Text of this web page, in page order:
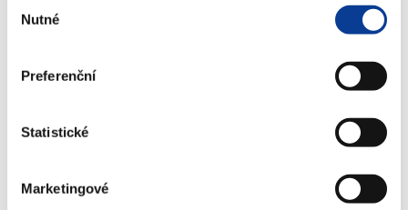
souhlasu
Nutné
Preferenční
Statistické
MarketingovéII.-Tabulková část